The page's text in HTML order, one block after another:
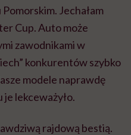
Jechałam
Cup. Auto może
zawodnikami w
konkurentów szybko
modele naprawdę
je lekceważyło.
rajdową bestią.